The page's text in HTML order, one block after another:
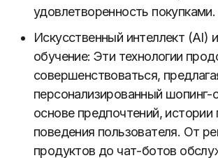
удовлетворенность покупками.
Искусственный интеллект (AI)
обучение: Эти технологии
совершенствоваться,
персонализированный шопинг-
основе предпочтений, истории
поведения пользователя. От
продуктов до чат-ботов